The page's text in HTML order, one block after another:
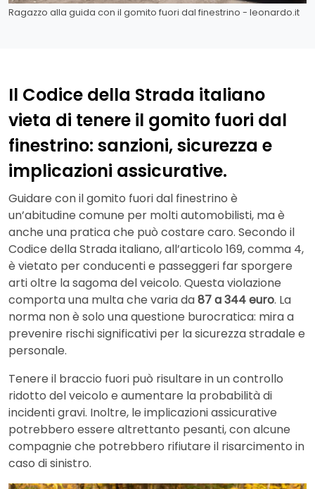
Ragazzo alla guida con il gomito fuori dal finestrino - leonardo.it
Il Codice della Strada italiano
vieta di tenere il gomito fuori dal
finestrino: sanzioni, sicurezza e
implicazioni assicurative.
Guidare con il gomito fuori dal finestrino è
un’abitudine comune per molti automobilisti, ma è
anche una pratica che può costare caro. Secondo il
Codice della Strada italiano, all’articolo 169, comma 4,
è vietato per conducenti e passeggeri far sporgere
arti oltre la sagoma del veicolo. Questa violazione
comporta una multa che varia da87 a 344 euro. La
norma non è solo una questione burocratica: mira a
prevenire rischi significativi per la sicurezza stradale e
personale.
Tenere il braccio fuori può risultare in un controllo
ridotto del veicolo e aumentare la probabilità di
incidenti gravi. Inoltre, le implicazioni assicurative
potrebbero essere altrettanto pesanti, con alcune
compagnie che potrebbero rifiutare il risarcimento in
caso di sinistro.